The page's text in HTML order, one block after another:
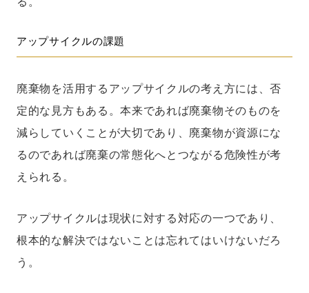
アップサイクルの課題
廃棄物を活用するアップサイクルの考え方には、否
定的な見方もある。本来であれば廃棄物そのものを
減らしていくことが大切であり、廃棄物が資源にな
るのであれば廃棄の常態化へとつながる危険性が考
えられる。
アップサイクルは現状に対する対応の一つであり、
根本的な解決ではないことは忘れてはいけないだろ
う。